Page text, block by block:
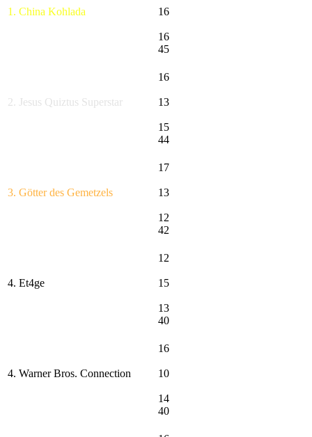
1. China Kohlada 16
16
45
2. Jesus Quiztus Superstar
16
13
15
44
3. Götter des Gemetzels
17
13
12
42
4. Et4ge
12
15
13
40
4. Warner Bros. Connection
16
10
14
40